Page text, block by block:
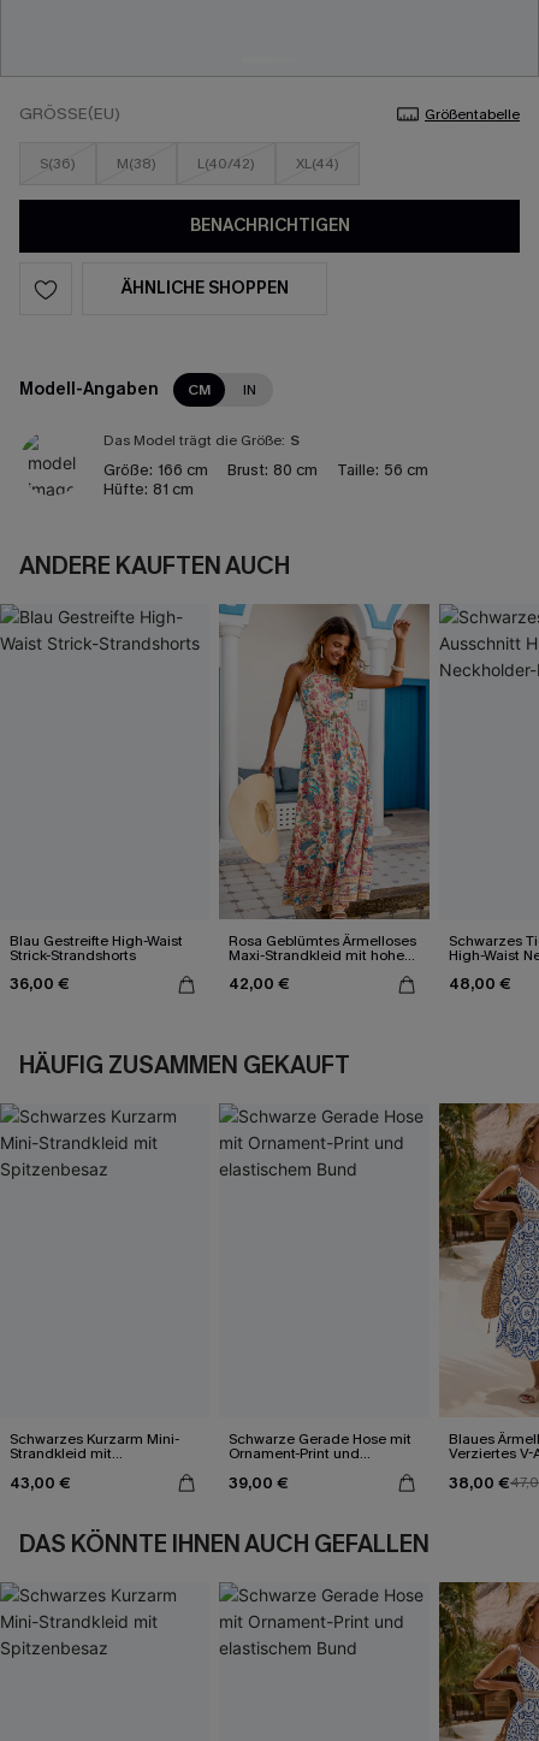
GRÖSSE(EU) Größentabelle
S(36) M(38) L(40/42) XL(44)
BENACHRICHTIGEN
ÄHNLICHE SHOPPEN
Modell-Angaben CM IN
Das Model trägt die Größe: S
Größe: 166 cm Brust: 80 cm Taille: 56 cm
Hüfte: 81 cm
ANDERE KAUFTEN AUCH
Blau Gestreifte High-Waist
Strick-Strandshorts
36,00 €
Rosa Geblümtes Ärmelloses
Maxi-Strandkleid mit hohem
42,00 €
Schwarzes
High-Waist
Bikini-Set
48,00 €
HÄUFIG ZUSAMMEN GEKAUFT
Schwarzes Kurzarm Mini-
Strandkleid mit
43,00 €
Schwarze Gerade Hose mit
Ornament-Print und
39,00 €
Blaues
Verziertes
38,00 €
DAS KÖNNTE IHNEN AUCH GEFALLEN